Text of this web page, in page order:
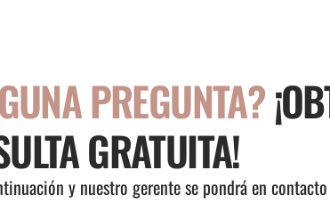
PREGUNTA?
GRATUITA!
y nuestro gerente se pondrá en